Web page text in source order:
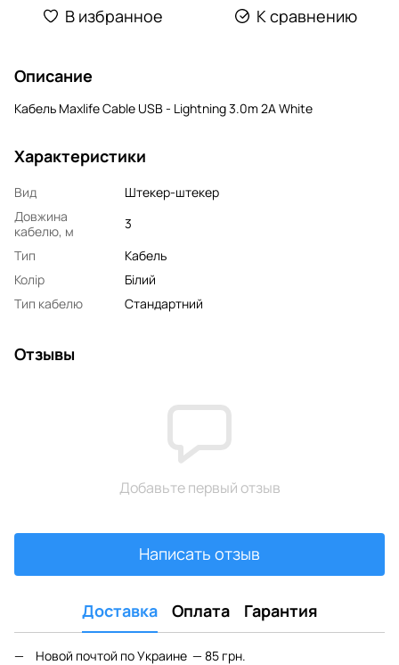
В избранное К сравнению
Описание
Кабель Maxlife Сable USB - Lightning 3.0m 2A White
Характеристики
Вид
Штекер-штекер
Довжина
кабелю, м
3
Тип
Кабель
Колір
Білий
Тип кабелю
Стандартний
Отзывы
Добавьте первый отзыв
Написать отзыв
Доставка Оплата Гарантия
Новой почтой по Украине — 85 грн.